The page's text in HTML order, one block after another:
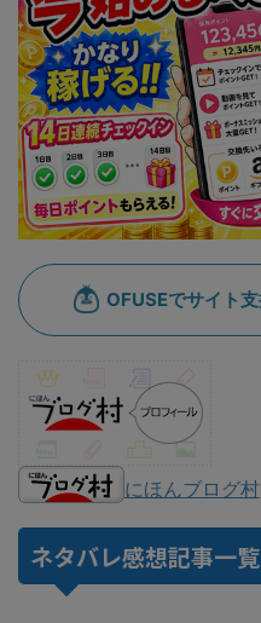
にほんブログ村
ネタバレ感想記事一覧